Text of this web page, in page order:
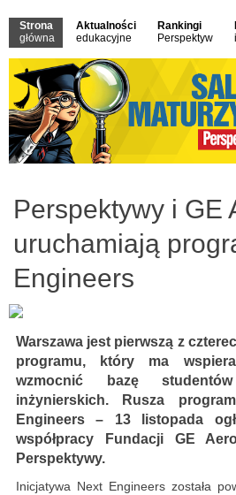
Strona
główna
Aktualności
edukacyjne
Rankingi
Perspektyw
Perspektywy i GE
uruchamiają
Engineers
Warszawa jest pierwszą z
programu, który ma
wzmocnić bazę
inżynierskich. Rusza
Engineers – 13 listopada
współpracy Fundacji GE
Perspektywy.
Inicjatywa Next Engineers została